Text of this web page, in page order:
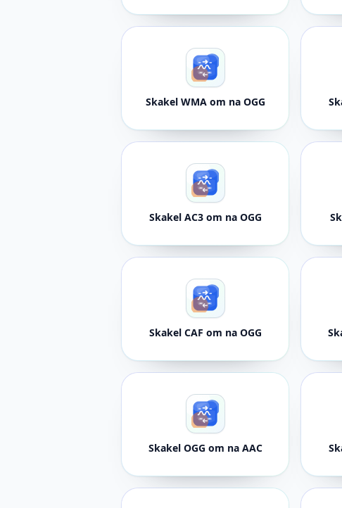
Skakel WMA om na OGG
Skakel AC3 om na OGG
Skakel CAF om na OGG
Skakel OGG om na AAC